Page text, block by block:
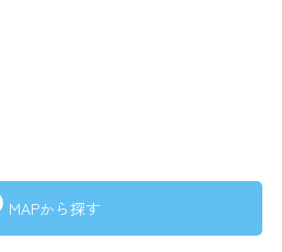
MAPから探す